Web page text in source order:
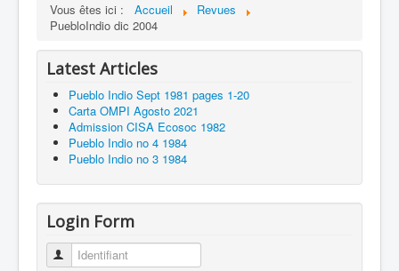
Vous êtes ici : Accueil
Revues
PuebloIndio dic 2004
Latest Articles
Pueblo Indio Sept 1981 pages 1-20
Carta OMPI Agosto 2021
Admission CISA Ecosoc 1982
Pueblo Indio no 4 1984
Pueblo Indio no 3 1984
Login Form
Identifiant